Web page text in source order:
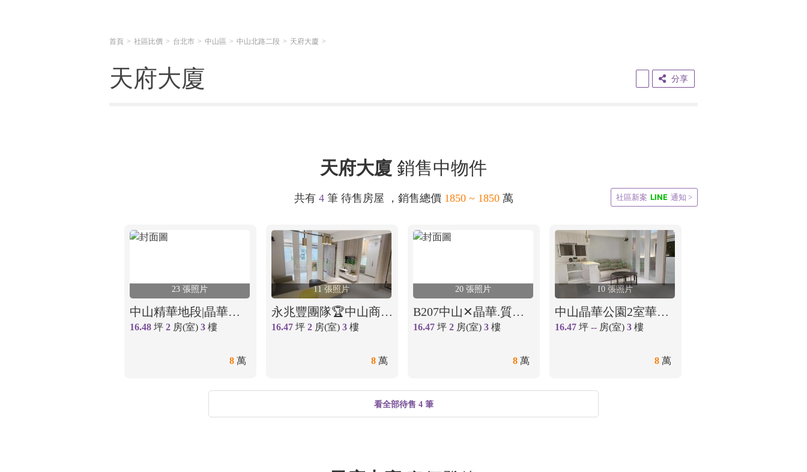
首頁 社區比價 台北市 中山區 中山北路二段 天府大廈
天府大廈 分享
天府大廈 銷售中物件
共有 4筆 待售房屋 ，銷售總價 1850 ~ 1850萬 社區新案 LINE 通知 >
23 張照片
中山精華地段|晶華商圈|邊間|電梯2房|周家盈
16.48 坪 2 房(室) 3 樓
8 萬
11 張照片
永兆豐團隊🏆中山商圈2室
16.47 坪 2 房(室) 3 樓
8 萬
20 張照片
B207中山✕晶華.質感美兩房
16.47 坪 2 房(室) 3 樓
8 萬
10 張照片
中山晶華公園2室華廈-住商陳枝煌
16.47 坪 -- 房(室) 3 樓
8 萬
看全部待售 4 筆